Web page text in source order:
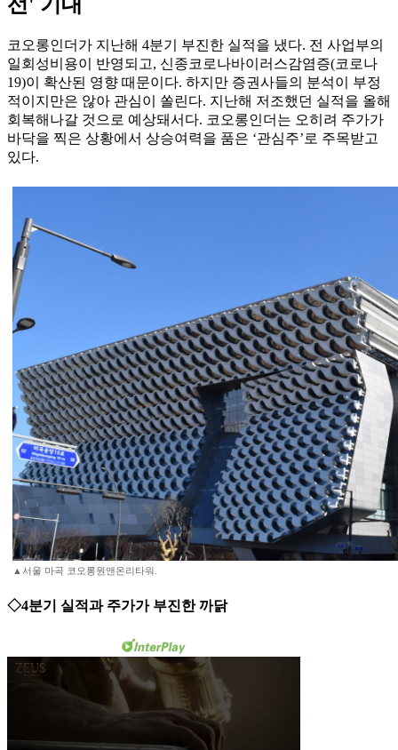
선' 기대
코오롱인더가 지난해 4분기 부진한 실적을 냈다. 전 사업부의
일회성비용이 반영되고, 신종코로나바이러스감염증(코로나
19)이 확산된 영향 때문이다. 하지만 증권사들의 분석이 부정
적이지만은 않아 관심이 쏠린다. 지난해 저조했던 실적을 올해
회복해나갈 것으로 예상돼서다. 코오롱인더는 오히려 주가가
바닥을 찍은 상황에서 상승여력을 품은 ‘관심주’로 주목받고
있다.
▲서울 마곡 코오롱원앤온리타워.
◇4분기 실적과 주가가 부진한 까닭